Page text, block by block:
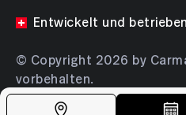
Isuzu
JAC JAECOO
Kia
Lamborghini Lancia
Entwickelt und
© Copyright 2026 by
vorbehalten.
Release Herbert (6abf0be)